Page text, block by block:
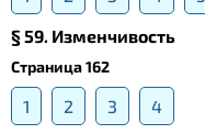
§ 59. Изменчивость
Страница 162
1 2 3
4